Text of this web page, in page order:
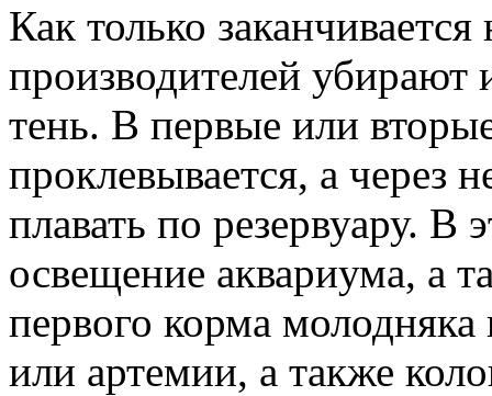
Как только
производителей убирают
тень. В первые или
проклевывается, а через
плавать по резервуару.
освещение аквариума, а
первого корма
или артемии, а также